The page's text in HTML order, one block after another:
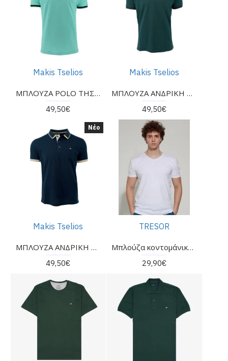
Makis Tselios
ΜΠΛΟΥΖΑ POLO ΤΗΣ ΕΤΑΙΡΕΙΑΣ Makis Tselios ΣΕ ΜΕΝΤΑ
49,50€
Makis Tselios
ΜΠΛΟΥΖΑ ΑΝΔΡΙΚΗ ΤΗΣ ΕΤΑΙΡΕΙΑ MAKIS TSELIOS
49,50€
Νέο
Makis Tselios
ΜΠΛΟΥΖΑ ΑΝΔΡΙΚΗ ΤΗΣ ΕΤΑΙΡΕΙΑΣ MAKIS TSELIOS
49,50€
TRESOR
Μπλούζα κοντομάνικη της εταιρείας TRESOR
29,90€